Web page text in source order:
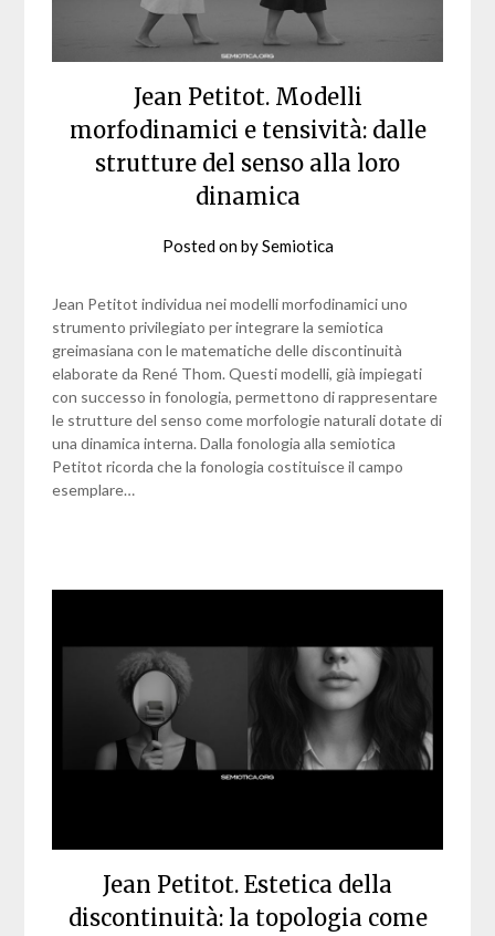
Jean Petitot. Modelli
morfodinamici e tensività: dalle
strutture del senso alla loro
dinamica
Posted onbySemiotica
Jean Petitot individua nei modelli morfodinamici uno
strumento privilegiato per integrare la semiotica
greimasiana con le matematiche delle discontinuità
elaborate da René Thom. Questi modelli, già impiegati
con successo in fonologia, permettono di rappresentare
le strutture del senso come morfologie naturali dotate di
una dinamica interna. Dalla fonologia alla semiotica
Petitot ricorda che la fonologia costituisce il campo
esemplare…
Jean Petitot. Estetica della
discontinuità: la topologia come